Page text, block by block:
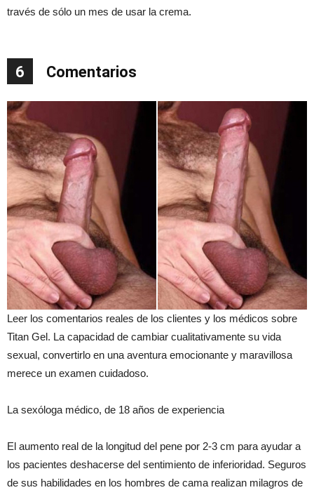
través de sólo un mes de usar la crema.
6 Comentarios
Leer los comentarios reales de los clientes y los médicos sobre
Titan Gel. La capacidad de cambiar cualitativamente su vida
sexual, convertirlo en una aventura emocionante y maravillosa
merece un examen cuidadoso.
La sexóloga médico, de 18 años de experiencia
El aumento real de la longitud del pene por 2-3 cm para ayudar a
los pacientes deshacerse del sentimiento de inferioridad. Seguros
de sus habilidades en los hombres de cama realizan milagros de